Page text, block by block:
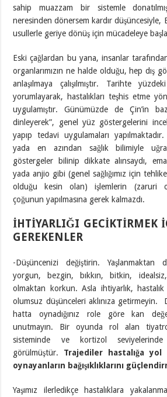
sahip muazzam bir sistemle
neresinden dönersem kardır düşüncesiyle,
usullerle geriye dönüş için mücadeleye
Eski çağlardan bu yana, insanlar
organlarımızın ne halde olduğu, hep dış
anlaşılmaya çalışılmıştır. Tarihte yüzdeki
yorumlayarak, hastalıkları teşhis etme
uygulamıştır. Günümüzde de Çin’in
dinleyerek”, genel yüz göstergelerini
yapıp tedavi uygulamaları
yada en azından sağlık bilimiyle
göstergeler bilinip dikkate alınsaydı,
yada anjio gibi (genel sağlığımız için
olduğu kesin olan) işlemlerin (zaruri
çoğunun yapılmasına gerek kalmazdı.
İHTİYARLIĞI GECİKTİRMEK
GEREKENLER
-Düşüncenizi değiştirin. Yaşlanmaktan
yorgun, bezgin, bıkkın, bitkin,
olmaktan korkun. Asla ihtiyarlık,
olumsuz düşünceleri aklınıza getirmeyin.
hatta oynadığınız role göre kan
unutmayın. Bir oyunda rol alan
sisteminde ve kortizol
görülmüştür. Trajediler hastalığa
oynayanların bağışıklıklarını
Yaşımız ilerledikçe hastalıklara